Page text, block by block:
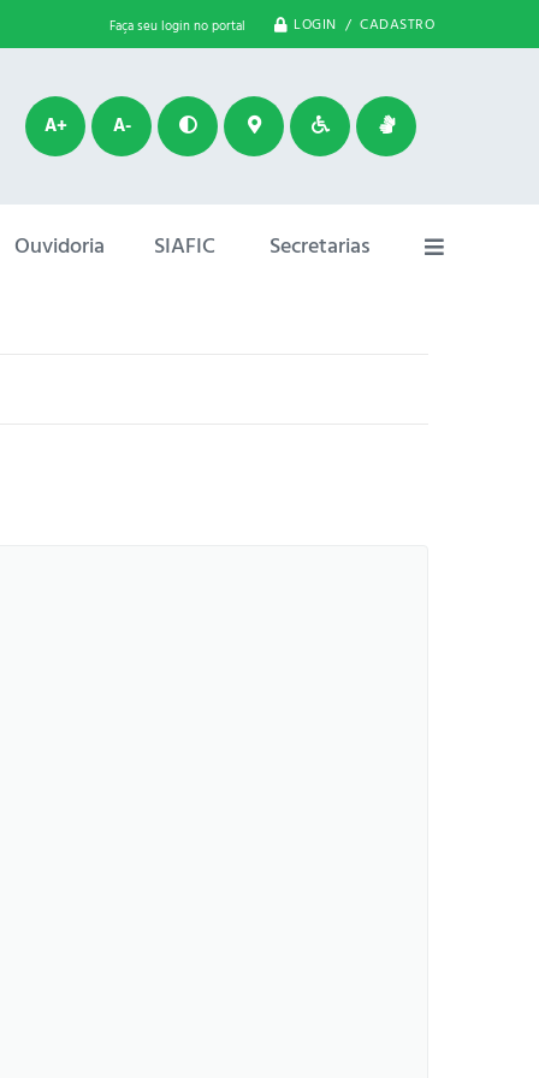
Faça seu login no portal LOGIN / CADASTRO
A+ A-
Ouvidoria SIAFIC Secretarias